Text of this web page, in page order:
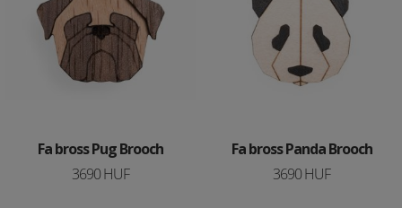
Fa bross Pug Brooch
3690 HUF
Fa bross Panda Brooch
3690 HUF